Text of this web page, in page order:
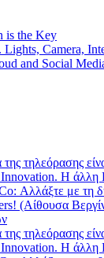
is the Key
Camera,
and Social
τηλεόρασης
Η
Αλλάξτε με τη
(Αίθουσα
τηλεόρασης
Η